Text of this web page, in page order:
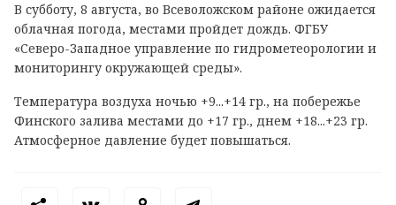
В субботу, 8 августа, во Всеволожском районе ожидается
облачная погода, местами пройдет дождь. ФГБУ
«Северо-Западное управление по гидрометеорологии и
мониторингу окружающей среды».
Температура воздуха ночью +9...+14 гр., на побережье
Финского залива местами до +17 гр., днем +18...+23 гр.
Атмосферное давление будет повышаться.